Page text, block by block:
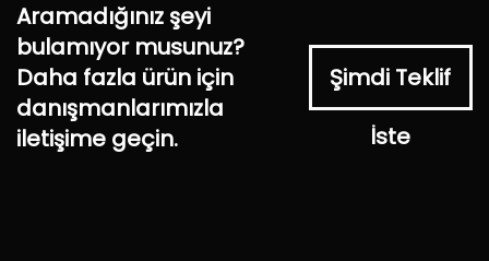
Aramadığınız şeyi
bulamıyor musunuz?
Daha fazla ürün için
danışmanlarımızla
iletişime geçin.
Şimdi Teklif
İste